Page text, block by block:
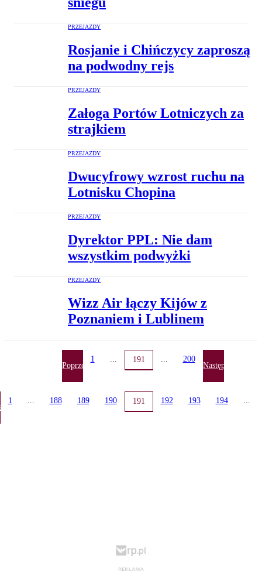
PRZEJAZDY
Rosjanie i Chińczycy zaproszą
na podwodny rejs
PRZEJAZDY
Załoga Portów Lotniczych za
strajkiem
PRZEJAZDY
Dwucyfrowy wzrost ruchu na
Lotnisku Chopina
PRZEJAZDY
Dyrektor PPL: Nie dam
wszystkim podwyżki
PRZEJAZDY
Wizz Air łączy Kijów z
Poznaniem i Lublinem
Poprzednia
1 191 200
Następna
1 188 189 190 191 192 193 194